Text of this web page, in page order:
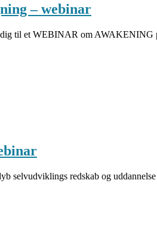
– webinar
til et WEBINAR om AWAKENING
redskab og